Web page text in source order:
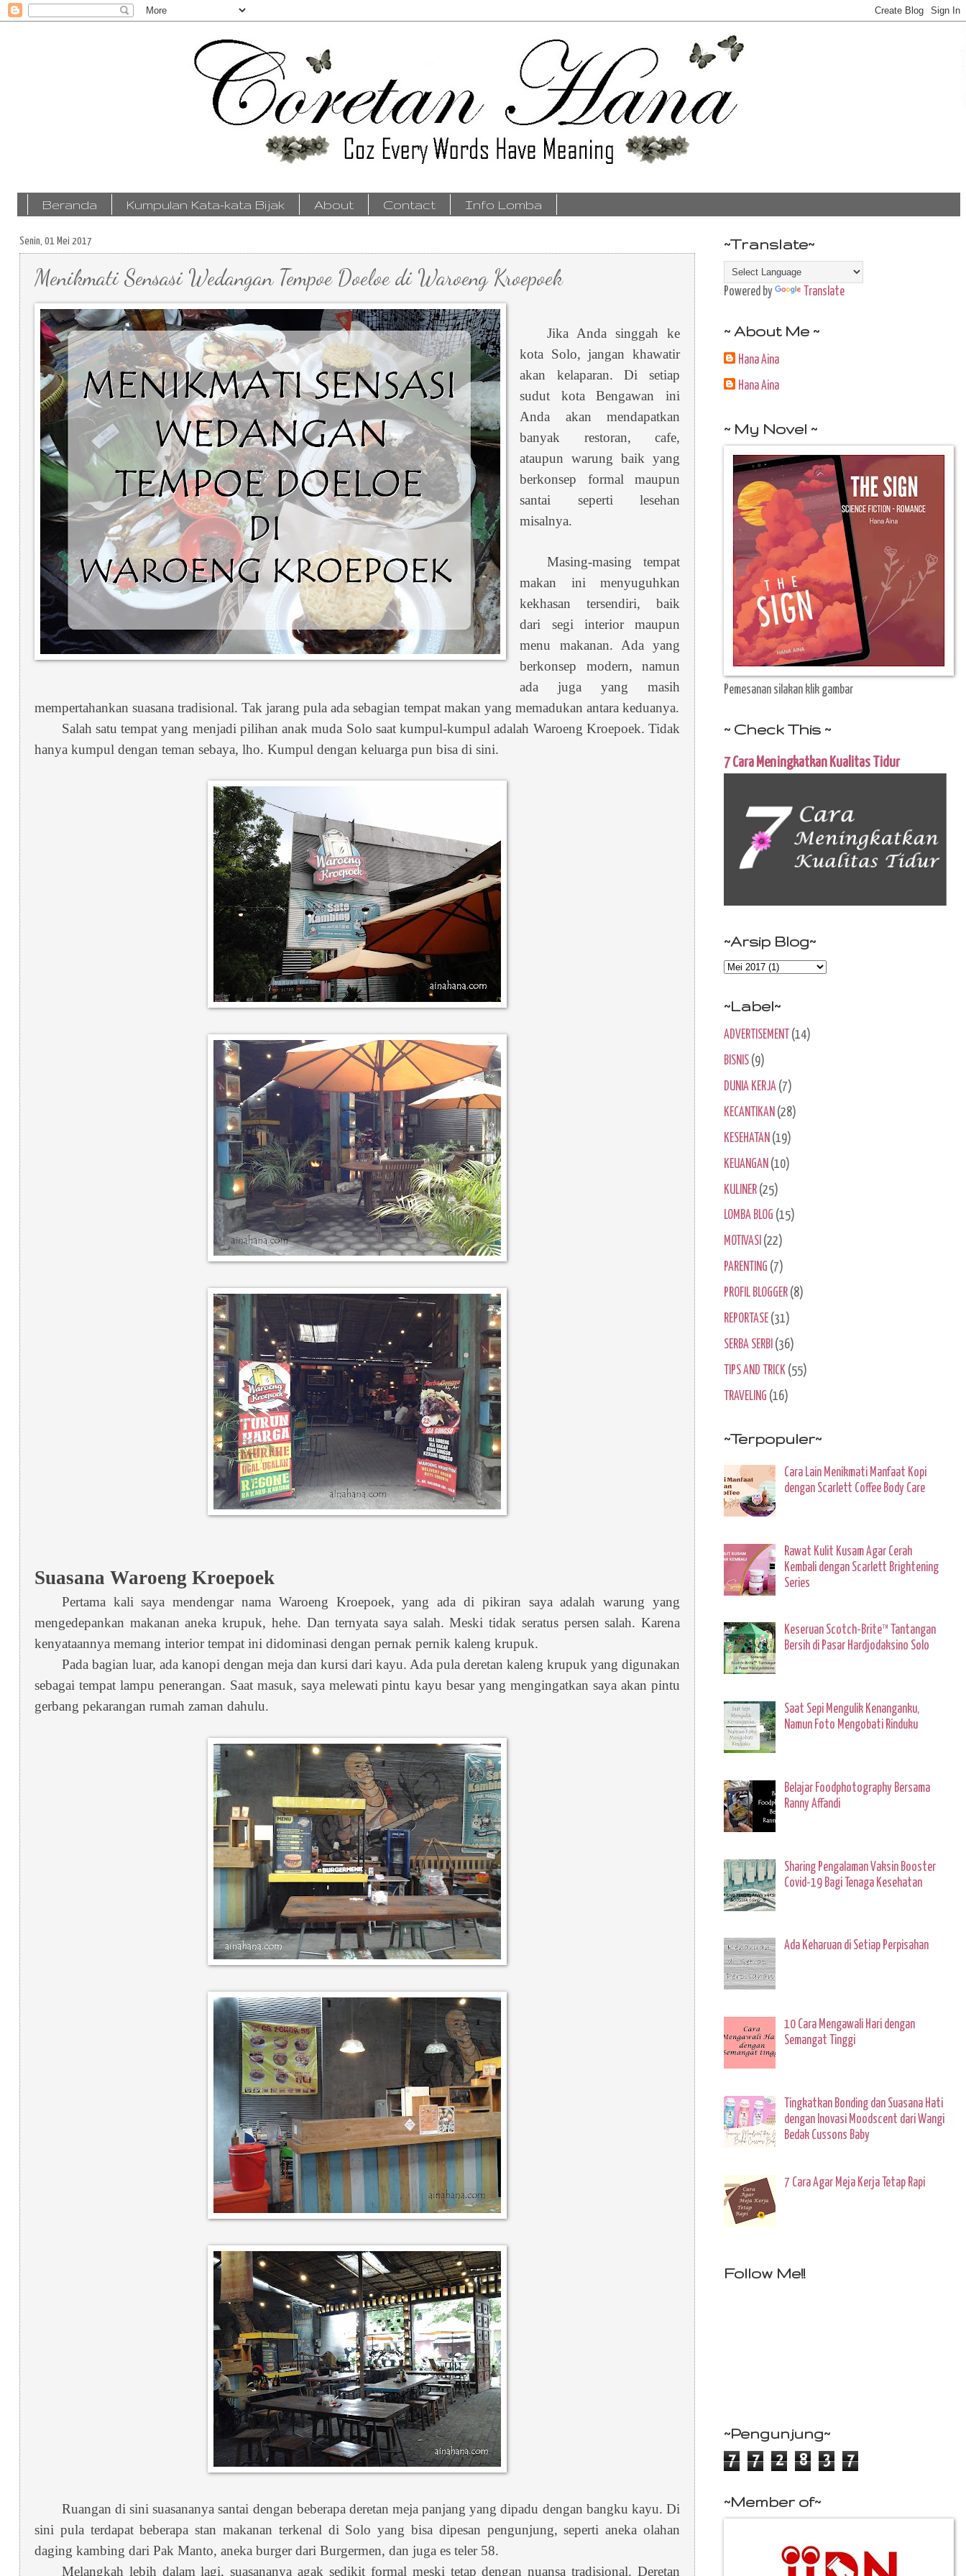
Beranda Kumpulan Kata-kata Bijak About Contact Info Lomba
Senin, 01 Mei 2017
Menikmati Sensasi Wedangan Tempoe Doeloe di Waroeng Kroepoek
Jika Anda singgah ke
kota Solo, jangan khawatir
akan kelaparan. Di setiap
sudut kota Bengawan ini
Anda akan mendapatkan
banyak restoran, cafe,
ataupun warung baik yang
berkonsep formal maupun
santai seperti lesehan
misalnya.
Masing-masing tempat
makan ini menyuguhkan
kekhasan tersendiri, baik
dari segi interior maupun
menu makanan. Ada yang
berkonsep modern, namun
ada juga yang masih
mempertahankan suasana tradisional. Tak jarang pula ada sebagian tempat makan yang memadukan antara keduanya.
Salah satu tempat yang menjadi pilihan anak muda Solo saat kumpul-kumpul adalah Waroeng Kroepoek. Tidak
hanya kumpul dengan teman sebaya, lho. Kumpul dengan keluarga pun bisa di sini.
Suasana Waroeng Kroepoek
Pertama kali saya mendengar nama Waroeng Kroepoek, yang ada di pikiran saya adalah warung yang
mengedepankan makanan aneka krupuk, hehe. Dan ternyata saya salah. Meski tidak seratus persen salah. Karena
kenyataannya memang interior tempat ini didominasi dengan pernak pernik kaleng krupuk.
Pada bagian luar, ada kanopi dengan meja dan kursi dari kayu. Ada pula deretan kaleng krupuk yang digunakan
sebagai tempat lampu penerangan. Saat masuk, saya melewati pintu kayu besar yang mengingatkan saya akan pintu
gerbang pekarangan rumah zaman dahulu.
Ruangan di sini suasananya santai dengan beberapa deretan meja panjang yang dipadu dengan bangku kayu. Di
sini pula terdapat beberapa stan makanan terkenal di Solo yang bisa dipesan pengunjung, seperti aneka olahan
daging kambing dari Pak Manto, aneka burger dari Burgermen, dan juga es teler 58.
Melangkah lebih dalam lagi, suasananya agak sedikit formal meski tetap dengan nuansa tradisional. Deretan
~Translate~
Powered by Translate
~ About Me ~
Hana Aina
Hana Aina
~ My Novel ~
Pemesanan silakan klik gambar
~ Check This ~
7 Cara Meningkatkan Kualitas Tidur
~Arsip Blog~
~Label~
ADVERTISEMENT
(14)
BISNIS (9)
DUNIA KERJA (7)
KECANTIKAN (28)
KESEHATAN (19)
KEUANGAN (10)
KULINER (25)
LOMBA BLOG (15)
MOTIVASI (22)
PARENTING (7)
PROFIL BLOGGER (8)
REPORTASE (31)
SERBA SERBI (36)
TIPS AND TRICK (55)
TRAVELING (16)
~Terpopuler~
Cara Lain Menikmati Manfaat Kopi
dengan Scarlett Coffee Body Care
Rawat Kulit Kusam Agar Cerah
Kembali dengan Scarlett Brightening
Series
Keseruan Scotch-Brite™ Tantangan
Bersih di Pasar Hardjodaksino Solo
Saat Sepi Mengulik Kenanganku,
Namun Foto Mengobati Rinduku
Belajar Foodphotography Bersama
Ranny Affandi
Sharing Pengalaman Vaksin Booster
Covid-19 Bagi Tenaga Kesehatan
Ada Keharuan di Setiap Perpisahan
10 Cara Mengawali Hari dengan
Semangat Tinggi
Tingkatkan Bonding dan Suasana Hati
dengan Inovasi Moodscent dari Wangi
Bedak Cussons Baby
7 Cara Agar Meja Kerja Tetap Rapi
Follow Me!!
~Pengunjung~
7
7 2 8 3 7
~Member of~